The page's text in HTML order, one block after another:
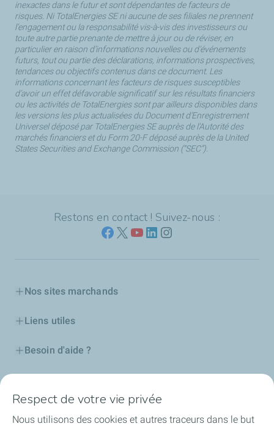
inexactes dans le futur et sont dépendantes de facteurs de
risques. Ni TotalEnergies SE ni aucune de ses filiales ne prennent
l’engagement ou la responsabilité vis-à-vis des investisseurs ou
toute autre partie prenante de mettre à jour ou de réviser, en
particulier en raison d’informations nouvelles ou d’événements
futurs, tout ou partie des déclarations, informations prospectives,
tendances ou objectifs contenus dans ce document. Les
informations concernant les facteurs de risques susceptibles
d’avoir un effet défavorable significatif sur les résultats financiers
ou les activités de TotalEnergies sont par ailleurs disponibles dans
les versions les plus actualisées du Document d’Enregistrement
Universel déposé par TotalEnergies SE auprès de l’Autorité des
marchés financiers et du Form 20-F déposé auprès de la United
States Securities and Exchange Commission (“SEC”).
Restons en contact ! Suivez-nous :
Nos sites marchands
Liens utiles
Besoin d'aide ?
Certificats d'économies d'énergie
Respect de votre vie privée
Nous utilisons des cookies et autres traceurs dans le but